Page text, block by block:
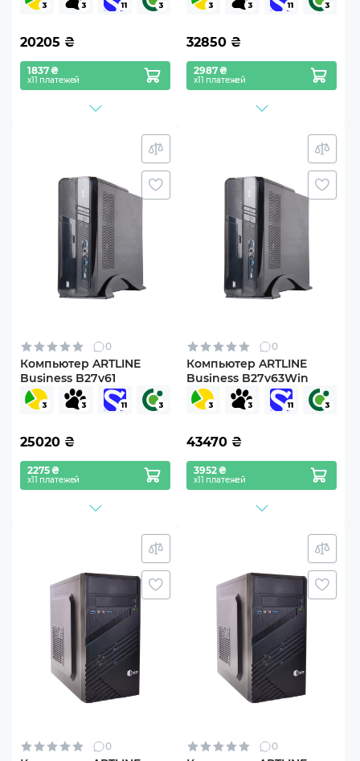
20205 ₴
1837 ₴
х11 платежей
32850 ₴
2987 ₴
х11 платежей
0
Компьютер ARTLINE
Business B27v61
25020 ₴
2275 ₴
х11 платежей
0
Компьютер ARTLINE
Business B27v63Win
43470 ₴
3952 ₴
х11 платежей
0 0